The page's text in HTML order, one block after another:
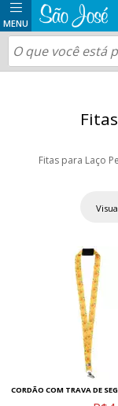
Fitas para Laço
para o laço ou para a
que a outra.
CORDÃO COM TRAVA DE